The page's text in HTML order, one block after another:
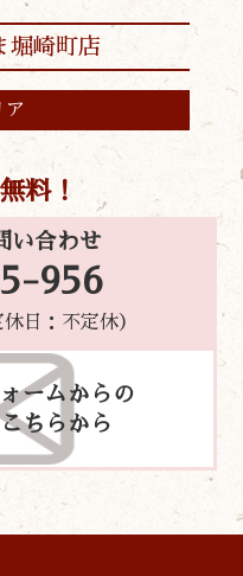
堀崎町店
ア
料！
い合わせ
956
日：不定休）
ームからの
ちらから